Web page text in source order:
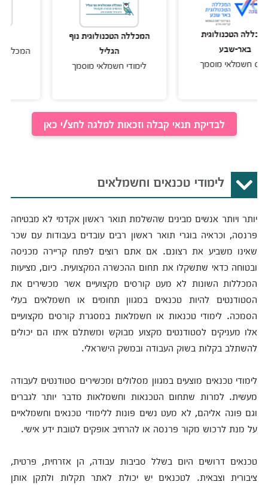
שבע
מוסמך
המכללה הטכנולוגית נוף
לימודי חשמלאי מוסמך
המכללה להנדסה
לבדיקת תנאי קבלה וזכאות למלגה לחצ/י כאן
לימודי טכנאים וחשמלאים
יותר ויותר אנשים מבינים שהשלמת תואר ראשון אקדמי לא מבטיחה
פרנסה, וכראיה בוגרי תואר ראשון רבים עובדים בעבודות עם שכר
שאינו משביע את רצונם. אם אתם רוצים לפתח קריירה מכניסה
ובטוחה כדאי שתשקלו את תחום ההכשרה המקצועית. כיום, מציעות
המכללות השונות לא מעט קורסים מקצועיים אשר מכשירים את
הסטודנטים להיות טכנאים במגוון תחומים או חשמלאים בעלי
הסמכה. לימודי טכנאות או חשמלאות במסגרת קורסים מקצועיים
אלו מעניקים לסטודנטים מקצוע מבוקש ומשתלם איתו הם יכולים
להשתלב בקלות בשוק העבודה ובמשק הישראלי.
לימודי טכנאים מוצעים במגוון מסלולים ומכשירים סטודנטים לעבודה
מעשית. למרות שתחום הטכנאות וחשמלאות מדבר יותר לגברים
וגם פונה אליהם, לא מעט נשים פונות ללימודי טכנאים וחשמלאיים
על מנת לרכוש מקור פרנסה או להרחיב אופקים לטובת ידע אישי.
טכנאים דרושים היום בשלל סביבות עבודה, הן אזרחית, פרטית,
ציבורית וצבאית. לטכנאים יש יכולת לאתר תקלות ולתקן אותן